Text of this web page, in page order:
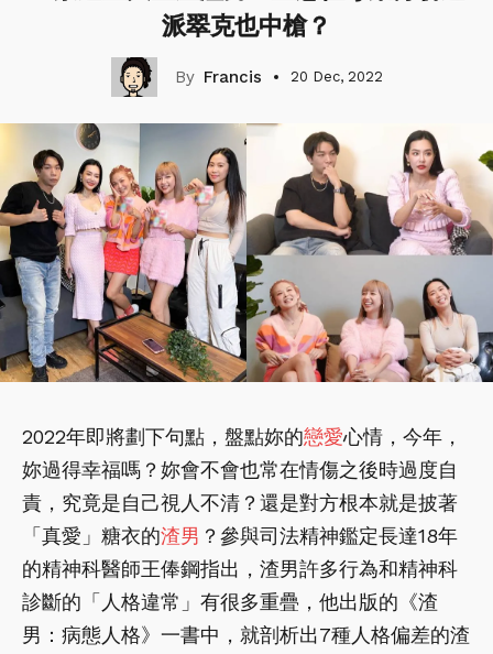
派翠克也中槍？
Francis 20 Dec, 2022
2022年即將劃下句點 ， 盤點妳的戀愛心情 ，今年，
妳過得幸福嗎？妳會不會也常在情傷之後時過度自
責，究竟是自己視人不清？還是對方根本就是披著
「真愛」糖衣的渣男 ？參與司法精神鑑定長達18年
的精神科醫師王俸鋼指出，渣男許多行為和精神科
診斷的「人格違常」有很多重疊，他出版的《渣
男：病態人格》一書中，就剖析出7種人格偏差的渣